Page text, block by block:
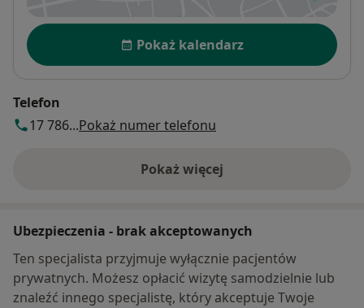
Dostępność
Pokaż kalendarz
Telefon
17 786...Pokaż numer telefonu
Pokaż więcej
o adresie
Ubezpieczenia - brak akceptowanych
Ten specjalista przyjmuje wyłącznie pacjentów
prywatnych. Możesz opłacić wizytę samodzielnie lub
znaleźć innego specjalistę, który akceptuje Twoje